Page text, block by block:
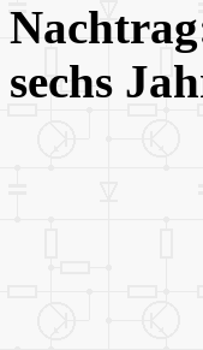
sechs